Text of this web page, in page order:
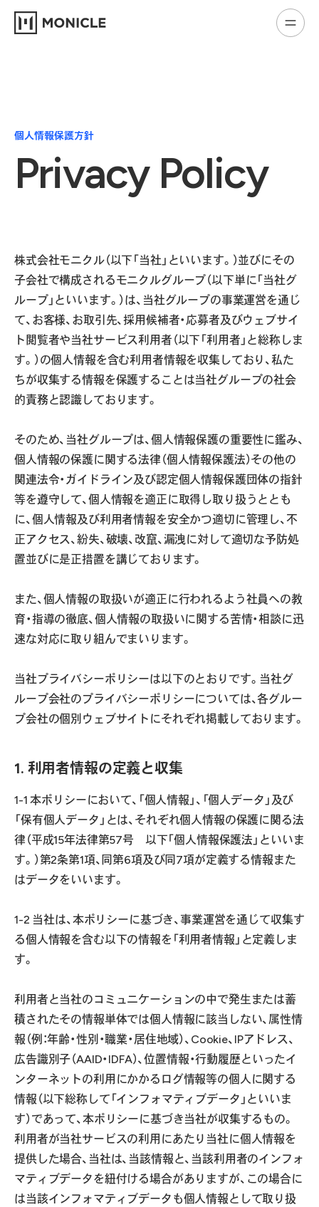
個人情報保護方針
Privacy Policy
株式会社モニクル（以下「当社」といいます。）並びにその
子会社で構成されるモニクルグループ（以下単に「当社グ
ループ」といいます。）は、当社グループの事業運営を通じ
て、お客様、お取引先、採用候補者・応募者及びウェブサイ
ト閲覧者や当社サービス利用者（以下「利用者」と総称しま
す。）の個人情報を含む利用者情報を収集しており、私た
ちが収集する情報を保護することは当社グループの社会
的責務と認識しております。
そのため、当社グループは、個人情報保護の重要性に鑑み、
個人情報の保護に関する法律（個人情報保護法）その他の
関連法令・ガイドライン及び認定個人情報保護団体の指針
等を遵守して、個人情報を適正に取得し取り扱うととも
に、個人情報及び利用者情報を安全かつ適切に管理し、不
正アクセス、紛失、破壊、改竄、漏洩に対して適切な予防処
置並びに是正措置を講じております。
また、個人情報の取扱いが適正に行われるよう社員への教
育・指導の徹底、個人情報の取扱いに関する苦情・相談に迅
速な対応に取り組んでまいります。
当社プライバシーポリシーは以下のとおりです。当社グ
ループ会社のプライバシーポリシーについては、各グルー
プ会社の個別ウェブサイトにそれぞれ掲載しております。
1. 利用者情報の定義と収集
1-1 本ポリシーにおいて、「個人情報」、「個人データ」及び
「保有個人データ」とは、それぞれ個人情報の保護に関る法
律（平成15年法律第57号 以下「個人情報保護法」といいま
す。）第2条第1項、同第6項及び同7項が定義する情報また
はデータをいいます。
1-2 当社は、本ポリシーに基づき、事業運営を通じて収集す
る個人情報を含む以下の情報を「利用者情報」と定義しま
す。
利用者と当社のコミュニケーションの中で発生または蓄
積されたその情報単体では個人情報に該当しない、属性情
報（例：年齢・性別・職業・居住地域）、Cookie、IPアドレス、
広告識別子（AAID・IDFA）、位置情報・行動履歴といったイ
ンターネットの利用にかかるログ情報等の個人に関する
情報（以下総称して「インフォマティブデータ」といいま
す）であって、本ポリシーに基づき当社が収集するもの。
利用者が当社サービスの利用にあたり当社に個人情報を
提供した場合、当社は、当該情報と、当該利用者のインフォ
マティブデータを紐付ける場合がありますが、この場合に
は当該インフォマティブデータも個人情報として取り扱